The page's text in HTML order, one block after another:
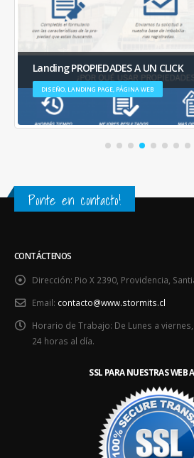
Página Web Arquitectos
CORPORATIVO, DISEÑO, PÁGINA WEB
Ponte en contacto!
CONTÁCTENOS
Dirección: Pio X 2390, Providencia,
Email: contacto@www.stormits.cl
Horario de Trabajo: De Lunes a
24 horas al día.
SSL PARA NUESTRAS WEB